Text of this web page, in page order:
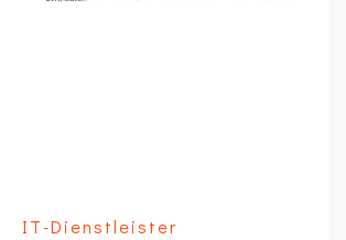
IT-Dienstleister